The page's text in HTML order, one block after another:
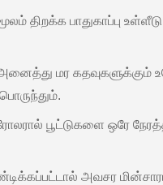
திறக்க பாதுகாப்பு உள்ளீடு
அனைத்து மர கதவுகளுக்கும்
பூட்டுகளை ஒரே
அவசர